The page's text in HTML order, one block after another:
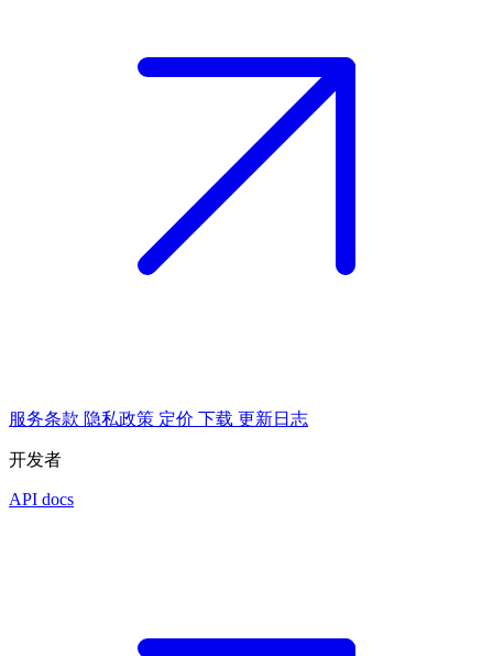
服务条款 隐私政策 定价 下载 更新日志
开发者
API docs